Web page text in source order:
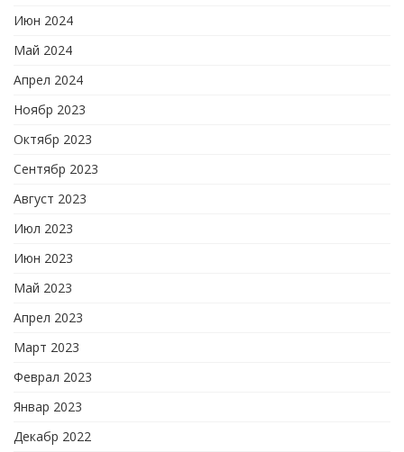
Июн 2024
Май 2024
Апрел 2024
Ноябр 2023
Октябр 2023
Сентябр 2023
Август 2023
Июл 2023
Июн 2023
Май 2023
Апрел 2023
Март 2023
Феврал 2023
Январ 2023
Декабр 2022